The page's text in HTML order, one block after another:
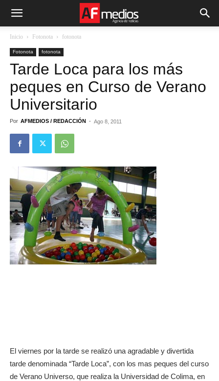
Inicio Fotonota fotonota
Fotonota fotonota
Tarde Loca para los más
peques en Curso de Verano
Universitario
Por AFMEDIOS / REDACCIÓN - Ago 8, 2011
El viernes por la tarde se realizó una agradable y divertida
tarde denominada “Tarde Loca”, con los mas peques del curso
de Verano Universo, que realiza la Universidad de Colima, en